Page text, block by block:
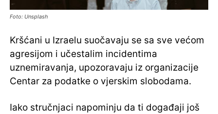
Foto: Unsplash
Kršćani u Izraelu suočavaju se sa sve većom
agresijom i učestalim incidentima
uznemiravanja, upozoravaju iz organizacije
Centar za podatke o vjerskim slobodama.
Iako stručnjaci napominju da ti događaji još